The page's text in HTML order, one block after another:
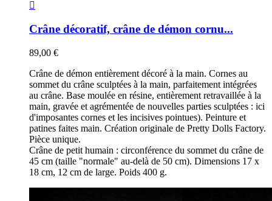

Crâne décoratif, crâne de démon cornu...
89,00 €
Crâne de démon entièrement décoré à la main. Cornes au
sommet du crâne sculptées à la main, parfaitement intégrées
au crâne. Base moulée en résine, entièrement retravaillée à la
main, gravée et agrémentée de nouvelles parties sculptées : ici
d'imposantes cornes et les incisives pointues). Peinture et
patines faites main. Création originale de Pretty Dolls Factory.
Pièce unique.
Crâne de petit humain : circonférence du sommet du crâne de
45 cm (taille "normale" au-delà de 50 cm). Dimensions 17 x
18 cm, 12 cm de large. Poids 400 g.